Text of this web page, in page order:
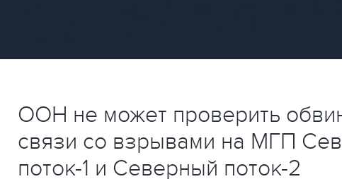
ООН не может проверить
связи со взрывами на МГП
поток-1 и Северный поток-2